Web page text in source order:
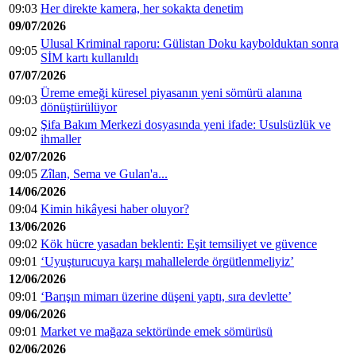
09:03 Her direkte kamera, her sokakta denetim
09/07/2026
09:05
Ulusal Kriminal raporu: Gülistan Doku kaybolduktan sonra
SİM kartı kullanıldı
07/07/2026
09:03
Üreme emeği küresel piyasanın yeni sömürü alanına
dönüştürülüyor
09:02
Şifa Bakım Merkezi dosyasında yeni ifade: Usulsüzlük ve
ihmaller
02/07/2026
09:05 Zîlan, Sema ve Gulan'a...
14/06/2026
09:04 Kimin hikâyesi haber oluyor?
13/06/2026
09:02 Kök hücre yasadan beklenti: Eşit temsiliyet ve güvence
09:01 ‘Uyuşturucuya karşı mahallelerde örgütlenmeliyiz’
12/06/2026
09:01 ‘Barışın mimarı üzerine düşeni yaptı, sıra devlette’
09/06/2026
09:01 Market ve mağaza sektöründe emek sömürüsü
02/06/2026